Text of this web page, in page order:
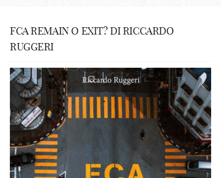
FCA REMAIN O EXIT? DI RICCARDO
RUGGERI